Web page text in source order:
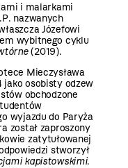
i malarkami
nazwanych
Józefowi
wybitnego cyklu
(2019).
Mieczysława
jako osobisty odzew
obchodzone
wyjazdu do Paryża
został zaproszony
zatytułowanej
stworzył
kapistowskimi.